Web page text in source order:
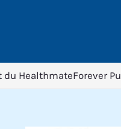
du HealthmateForever